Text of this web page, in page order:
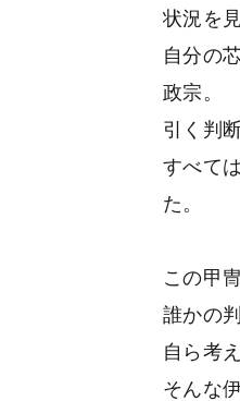
状況を
自分の
政宗。
引く判
すべて
た。
この甲
誰かの
自ら考
そんな